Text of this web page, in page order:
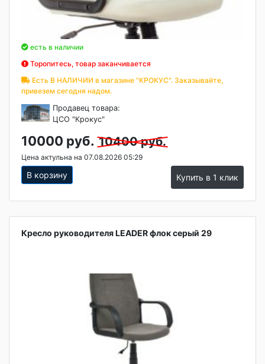
есть в наличии
Торопитесь, товар заканчивается
Есть В НАЛИЧИИ в магазине "КРОКУС". Заказывайте,
привезем сегодня надом.
Продавец товара:
ЦСО "Крокус"
10000 руб. 10400 руб.
Цена актульна на 07.08.2026 05:29
В корзину Купить в 1 клик
Кресло руководителя LEADER флок серый 29